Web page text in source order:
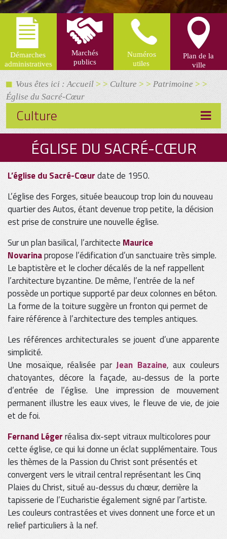
Vous êtes ici : Accueil > > Culture > > Patrimoine > >
Église du Sacré-Cœur
Culture
ÉGLISE DU SACRÉ-CŒUR
L’église du Sacré-Cœurdate de 1950.
L’église des Forges, située beaucoup trop loin du nouveau
quartier des Autos, étant devenue trop petite, la décision
est prise de construire une nouvelle église.
Sur un plan basilical, l’architecte Maurice
Novarinapropose l’édification d’un sanctuaire très simple.
Le baptistère et le clocher décalés de la nef rappellent
l’architecture byzantine. De même, l’entrée de la nef
possède un portique supporté par deux colonnes en béton.
La forme de la toiture suggère un fronton qui permet de
faire référence à l’architecture des temples antiques.
Les références architecturales se jouent d’une apparente
simplicité.
Une mosaïque, réalisée parJean Bazaine, aux couleurs
chatoyantes, décore la façade, au-dessus de la porte
d’entrée de l’église. Une impression de mouvement
permanent illustre les eaux vives, le fleuve de vie, de joie
et de foi.
Fernand Légerréalisa dix-sept vitraux multicolores pour
cette église, ce qui lui donne un éclat supplémentaire. Tous
les thèmes de la Passion du Christ sont présentés et
convergent vers le vitrail central représentant les Cinq
Plaies du Christ, situé au-dessus du chœur, derrière la
tapisserie de l’Eucharistie également signé par l’artiste.
Les couleurs contrastées et vives donnent une force et un
relief particuliers à la nef.